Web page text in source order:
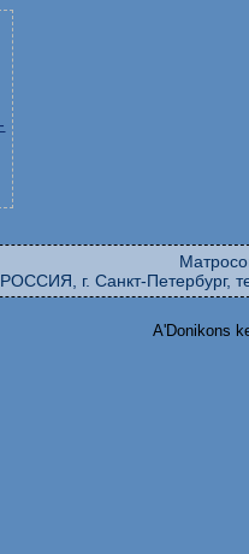
РОССИЯ, г. Санкт-Петербург,
A'Donikons